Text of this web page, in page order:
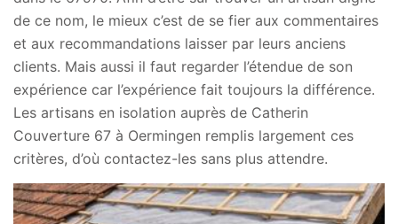
de ce nom, le mieux c’est de se fier aux commentaires
et aux recommandations laisser par leurs anciens
clients. Mais aussi il faut regarder l’étendue de son
expérience car l’expérience fait toujours la différence.
Les artisans en isolation auprès de Catherin
Couverture 67 à Oermingen remplis largement ces
critères, d’où contactez-les sans plus attendre.